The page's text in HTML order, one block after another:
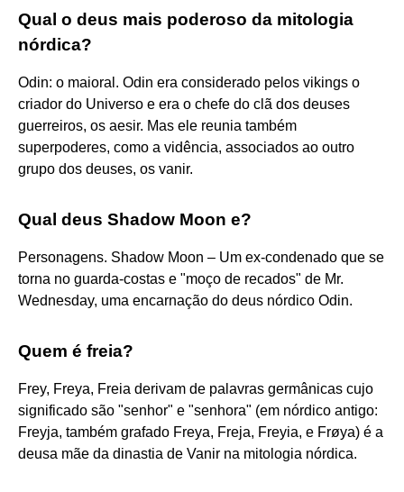
Qual o deus mais poderoso da mitologia
nórdica?
Odin: o maioral. Odin era considerado pelos vikings o
criador do Universo e era o chefe do clã dos deuses
guerreiros, os aesir. Mas ele reunia também
superpoderes, como a vidência, associados ao outro
grupo dos deuses, os vanir.
Qual deus Shadow Moon e?
Personagens. Shadow Moon – Um ex-condenado que se
torna no guarda-costas e "moço de recados" de Mr.
Wednesday, uma encarnação do deus nórdico Odin.
Quem é freia?
Frey, Freya, Freia derivam de palavras germânicas cujo
significado são "senhor" e "senhora" (em nórdico antigo:
Freyja, também grafado Freya, Freja, Freyia, e Frøya) é a
deusa mãe da dinastia de Vanir na mitologia nórdica.